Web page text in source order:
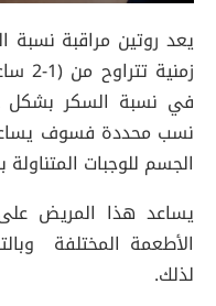
يعد روتين مراقبة نسبة
في نسبة السكر بشكل
نسب محددة فسوف
الجسم للوجبات المتناولة
يساعد هذا المريض
الأطعمة المختلفة
لذلك.